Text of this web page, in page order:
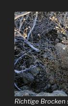
Richtige Brocken